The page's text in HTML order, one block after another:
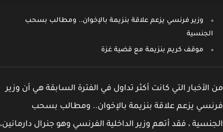
وزير فرنسي يزعم علاقة بنزيمة بالإخوان.. ومطالب بسحب
الجنسية
موقف كريم بنزيمة مع قضية غزة
التي كانت أكثر تداول في الفترة السابقة هي أن وزير
يزعم علاقة بنزيمة بالإخوان.. ومطالب بسحب
، فقد أتهم وزير الداخلية الفرنسي وهو جنرال دارمانين،